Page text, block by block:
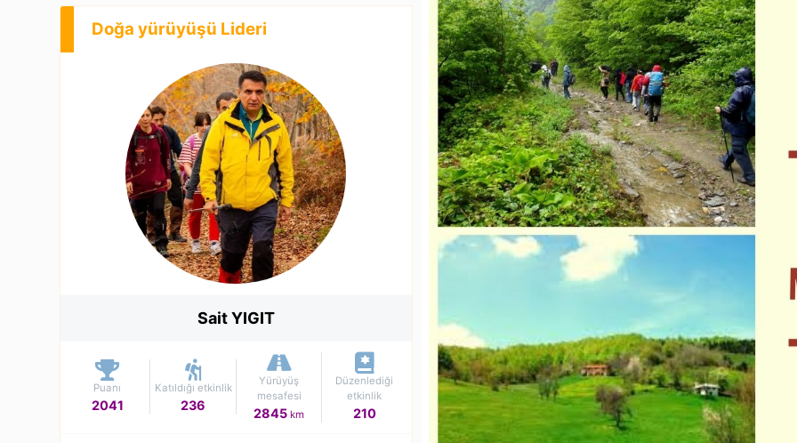
Doğa yürüyüşü Lideri
Sait YIGIT
Puanı
2041
Katıldığı etkinlik
236
Yürüyüş
mesafesi
2845km
Düzenlediği
etkinlik
210